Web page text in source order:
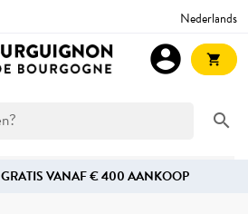
Nederlands
search
account_circle shopping_cart
GRATIS VANAF € 400 AANKOOP